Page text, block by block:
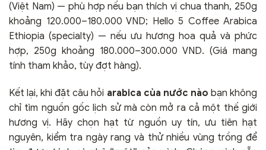
(Việt Nam) — phù hợp nếu bạn thích vị chua thanh, 250g
khoảng 120.000–180.000 VND; Hello 5 Coffee Arabica
Ethiopia (specialty) — nếu ưu hương hoa quả và phức
hợp, 250g khoảng 180.000–300.000 VND. (Giá mang
tính tham khảo, tùy đợt hàng).
Kết lại, khi đặt câu hỏi arabica của nước nào bạn không
chỉ tìm nguồn gốc lịch sử mà còn mở ra cả một thế giới
hương vị. Hãy chọn hạt từ nguồn uy tín, ưu tiên hạt
nguyên, kiểm tra ngày rang và thử nhiều vùng trồng để